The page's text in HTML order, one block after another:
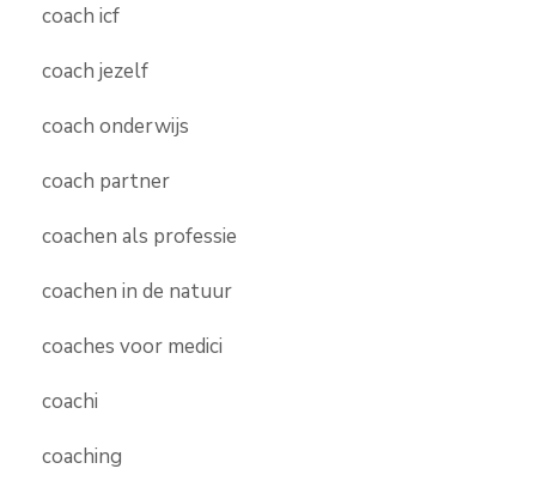
coach icf
coach jezelf
coach onderwijs
coach partner
coachen als professie
coachen in de natuur
coaches voor medici
coachi
coaching